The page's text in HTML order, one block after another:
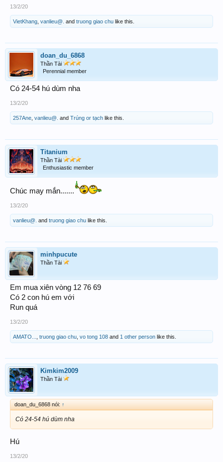
13/2/20
VietKhang vanlieu@. and truong giao chu like this.
doan_du_6868
Thần Tài
Perennial member
Có 24-54 hú dùm nha
13/2/20
257Ane vanlieu@. and Trúng or tạch like this.
Titanium
Thần Tài
Enthusiastic member
Chúc may mắn.......
13/2/20
vanlieu@. and truong giao chu like this.
minhpucute
Thần Tài
Em mua xiên vòng 12 76 69
Có 2 con hú em với
Run quá
13/2/20
AMATO... truong giao chu vo tong 108 and 1 other person like this.
Kimkim2009
Thần Tài
doan_du_6868 nói: ↑
Có 24-54 hú dùm nha
Hú
13/2/20